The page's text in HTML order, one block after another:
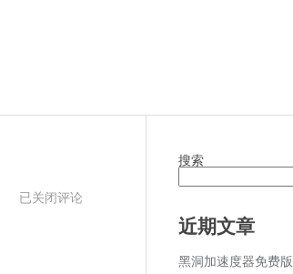
…
已关闭评论
搜索
近期文章
黑洞加速度器免费版